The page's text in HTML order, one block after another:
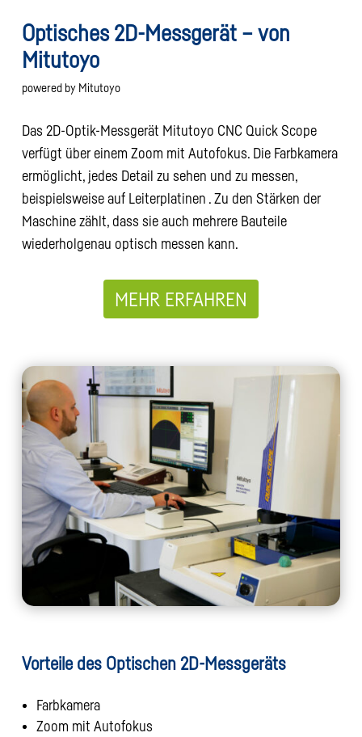
Optisches 2D-Messgerät– von
Mitutoyo
powered by Mitutoyo
Das 2D-Optik-Messgerät Mitutoyo CNC Quick Scope
verfügt über einem Zoom mit Autofokus. Die Farbkamera
ermöglicht, jedes Detail zu sehen und zu messen,
beispielsweise auf Leiterplatinen . Zu den Stärken der
Maschine zählt, dass sie auch mehrere Bauteile
wiederholgenau optisch messen kann.
MEHR ERFAHREN
Vorteile des Optischen 2D-Messgeräts
Farbkamera
Zoom mit Autofokus